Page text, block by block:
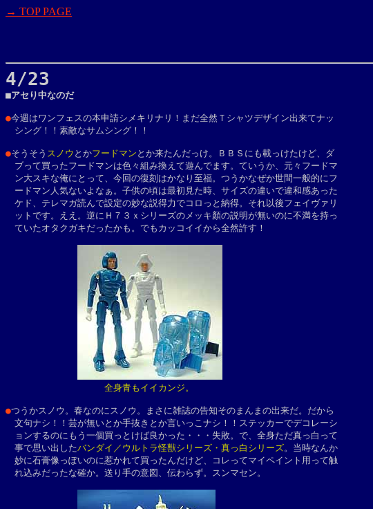
→ TOP PAGE
4/23
■アセり中なのだ
●今週はワンフェスの本申請シメキリナリ！まだ全然Ｔシャツデザイン出来てナッ
シング！！素敵なサムシング！！
●そうそう スノウ とかフードマン とか来たんだっけ。ＢＢＳにも載っけたけど、ダ
ブって買ったフードマンは色々組み換えて遊んでます。ていうか、元々フードマ
ン大スキな俺にとって、今回の復刻はかなり至福。つうかなぜか世間一般的にフ
ードマン人気ないよなぁ。子供の頃は最初見た時、サイズの違いで違和感あった
ケド、テレマガ読んで設定の妙な説得力でコロっと納得。それ以後フェイヴァリ
ットです。ええ。逆にＨ７３ｘシリーズのメッキ顏の説明が無いのに不満を持っ
ていたオタクガキだったかも。でもカッコイイから全然許す！
全身青もイイカンジ。
●つうかスノウ。春なのにスノウ。まさに雑誌の告知そのまんまの出来だ。だから
文句ナシ！！芸が無いとか手抜きとか言いっこナシ！！ステッカーでデコレーシ
ョンするのにもう一個買っとけば良かった・・・失敗。で、全身ただ真っ白って
事で思い出したバンダイ／ウルトラ怪獣シリーズ・真っ白シリーズ。当時なんか
妙に石膏像っぽいのに惹かれて買ったんだけど、コレってマイペイント用って触
れ込みだったな確か。送り手の意図、伝わらず。スンマセン。